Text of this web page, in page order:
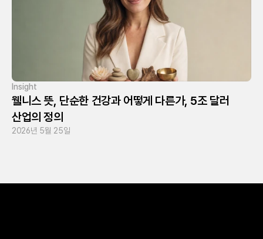
Insight
웰니스 뜻, 단순한 건강과 어떻게 다른가, 5조 달러
산업의 정의
2026년 5월 25일